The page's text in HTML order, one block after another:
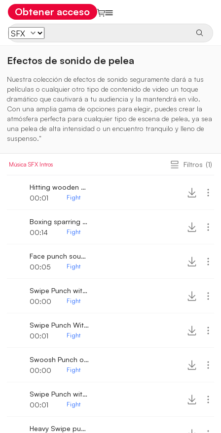
Obtener acceso
Efectos de sonido de pelea
Nuestra colección de efectos de sonido seguramente dará a tus
películas o cualquier otro tipo de contenido de video un toque
dramático que cautivará a tu audiencia y la mantendrá en vilo.
Con una amplia gama de opciones para elegir, puedes crear la
atmósfera perfecta para cualquier tipo de escena de pelea, ya sea
una pelea de alta intensidad o un encuentro tranquilo y lleno de
suspenso."
Música SFX Intros Filtros (1)
Hitting wooden door with fist
00:01
Fight
Boxing sparring sounds
00:14
Fight
Face punch sound effect
00:05
Fight
Swipe Punch with bone crack
00:00
Fight
Swipe Punch With Bone Crack 2
00:01
Fight
Swoosh Punch on a wooden surface
00:00
Fight
Swipe Punch with Bone Crack 3
00:01
Fight
Heavy Swipe punch with crack